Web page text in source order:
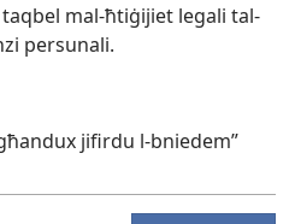
mal-​ħtiġijiet legali tal-​
persunali.
jifirdu l-​bniedem”